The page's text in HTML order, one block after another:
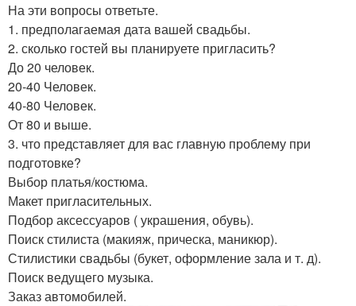
На эти вопросы ответьте.
1. предполагаемая дата вашей свадьбы.
2. сколько гостей вы планируете пригласить?
До 20 человек.
20-40 Человек.
40-80 Человек.
От 80 и выше.
3. что представляет для вас главную проблему при
подготовке?
Выбор платья/костюма.
Макет пригласительных.
Подбор аксессуаров ( украшения, обувь).
Поиск стилиста (макияж, прическа, маникюр).
Стилистики свадьбы (букет, оформление зала и т. д).
Поиск ведущего музыка.
Заказ автомобилей.